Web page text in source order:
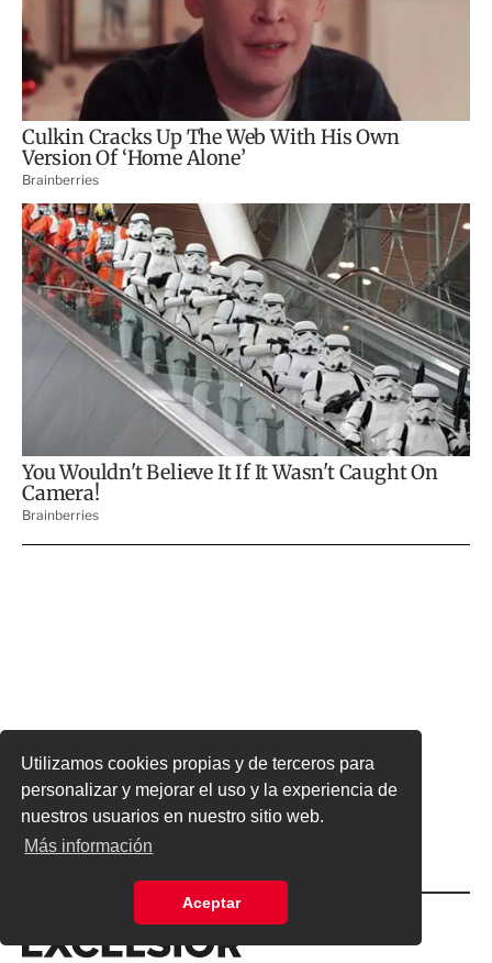
Utilizamos cookies propias y de terceros para
personalizar y mejorar el uso y la experiencia de
nuestros usuarios en nuestro sitio web.
Más información
Aceptar
Excelsior
Excelsior